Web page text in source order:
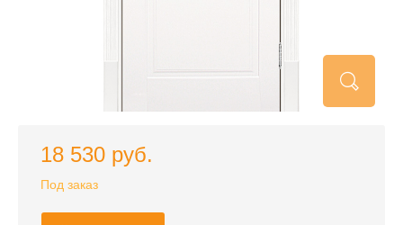
18 530 руб.
Под заказ